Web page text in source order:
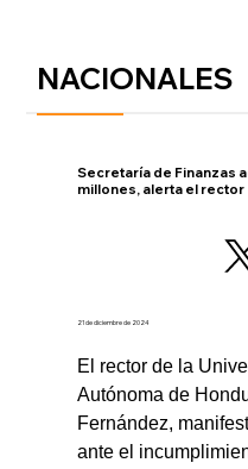
NACIONALES
Secretaría de Finanzas
millones, alerta el rector
21 de diciembre de 2024
El rector de la
Autónoma de
Fernández,
ante el